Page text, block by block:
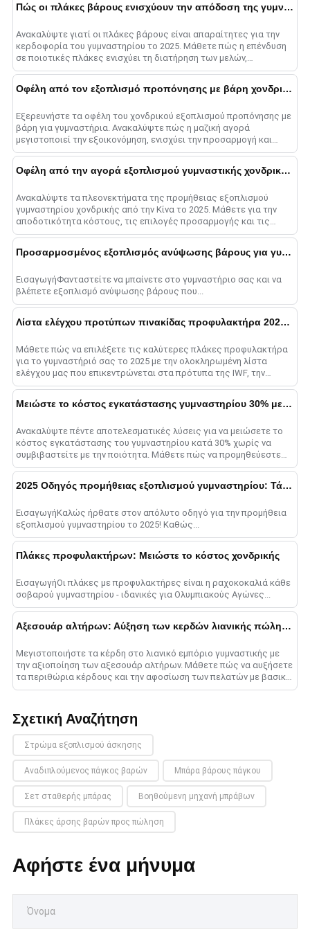
Πώς οι πλάκες βάρους ενισχύουν την απόδοση της γυμναστικής στο 2025
Ανακαλύψτε γιατί οι πλάκες βάρους είναι απαραίτητες για την
κερδοφορία του γυμναστηρίου το 2025. Μάθετε πώς η επένδυση
σε ποιοτικές πλάκες ενισχύει τη διατήρηση των μελών,
προσελκύει νέους πελάτες, α......
Οφέλη από τον εξοπλισμό προπόνησης με βάρη χονδρικής
Εξερευνήστε τα οφέλη του χονδρικού εξοπλισμού προπόνησης με
βάρη για γυμναστήρια. Ανακαλύψτε πώς η μαζική αγορά
μεγιστοποιεί την εξοικονόμηση, ενισχύει την προσαρμογή και
εξορθολογίζει τη λειτουργία......
Οφέλη από την αγορά εξοπλισμού γυμναστικής χονδρικής από την Κίνα
Ανακαλύψτε τα πλεονεκτήματα της προμήθειας εξοπλισμού
γυμναστηρίου χονδρικής από την Κίνα το 2025. Μάθετε για την
αποδοτικότητα κόστους, τις επιλογές προσαρμογής και τις
στρατηγικές για επιτυχία......
Προσαρμοσμένος εξοπλισμός ανύψωσης βάρους για γυμναστήρια
ΕισαγωγήΦανταστείτε να μπαίνετε στο γυμναστήριο σας και να
βλέπετε εξοπλισμό ανύψωσης βάρους που...
Λίστα ελέγχου προτύπων πινακίδας προφυλακτήρα 2025: Συμβουλές ποιότητας
Μάθετε πώς να επιλέξετε τις καλύτερες πλάκες προφυλακτήρα
για το γυμναστήριό σας το 2025 με την ολοκληρωμένη λίστα
ελέγχου μας που επικεντρώνεται στα πρότυπα της IWF, την
ποιότητα του υλικού, τις βαθμολογίες αναπήδησης, ένα......
Μειώστε το κόστος εγκατάστασης γυμναστηρίου 30% με 5 Εξοπλισμός Hacks
Ανακαλύψτε πέντε αποτελεσματικές λύσεις για να μειώσετε το
κόστος εγκατάστασης του γυμναστηρίου κατά 30% χωρίς να
συμβιβαστείτε με την ποιότητα. Μάθετε πώς να προμηθεύεστε
εξοπλισμό χονδρικής, να επενδύετε σε πολυλειτουργικό ge......
2025 Οδηγός προμήθειας εξοπλισμού γυμναστηρίου: Τάσεις: Κορυφαίες τάσεις
ΕισαγωγήΚαλώς ήρθατε στον απόλυτο οδηγό για την προμήθεια
εξοπλισμού γυμναστηρίου το 2025! Καθώς...
Πλάκες προφυλακτήρων: Μειώστε το κόστος χονδρικής
ΕισαγωγήΟι πλάκες με προφυλακτήρες είναι η ραχοκοκαλιά κάθε
σοβαρού γυμναστηρίου - ιδανικές για Ολυμπιακούς Αγώνες...
Αξεσουάρ αλτήρων: Αύξηση των κερδών λιανικής πώλησης
Μεγιστοποιήστε τα κέρδη στο λιανικό εμπόριο γυμναστικής με
την αξιοποίηση των αξεσουάρ αλτήρων. Μάθετε πώς να αυξήσετε
τα περιθώρια κέρδους και την αφοσίωση των πελατών με βασικά
πρόσθετα....
Σχετική Αναζήτηση
Στρώμα εξοπλισμού άσκησης
Αναδιπλούμενος πάγκος βαρών Μπάρα βάρους πάγκου
Σετ σταθερής μπάρας Βοηθούμενη μηχανή μπράβων
Πλάκες άρσης βαρών προς πώληση
Αφήστε ένα μήνυμα